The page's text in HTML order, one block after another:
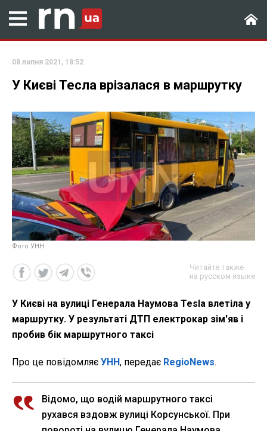
08 липня 2021, 18:52
У Києві Тесла врізалася в маршрутку
Фото УНН
Читайте также
на русском языке
У Києві на вулиці Генерала Наумова Tesla влетіла у
маршрутку. У результаті ДТП електрокар зім'яв і
пробив бік маршрутного таксі
Про це повідомляє УНН, передає RegioNews.
Відомо, що водій маршрутного таксі
рухався вздовж вулиці Корсунської. При